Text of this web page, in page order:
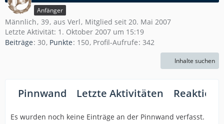
Anfänger
Männlich 39 aus Verl Mitglied seit 20. Mai 2007
Letzte Aktivität: 1. Oktober 2007 um 15:19
Beiträge 30 Punkte 150 Profil-Aufrufe 342
Inhalte suchen
Pinnwand Letzte Aktivitäten
Es wurden noch keine Einträge an der Pinnwand verfasst.